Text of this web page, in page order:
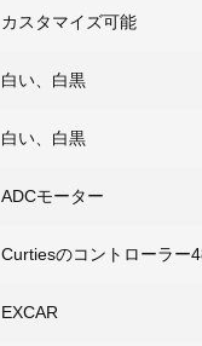
カスタマイズ可能
白い、白黒
白い、白黒
ADCモーター
Curtiesのコントローラー
EXCAR